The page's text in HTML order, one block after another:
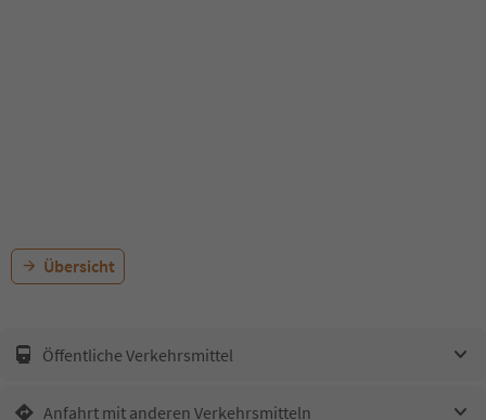
Übersicht
Öffentliche Verkehrsmittel
Anfahrt mit anderen Verkehrsmitteln